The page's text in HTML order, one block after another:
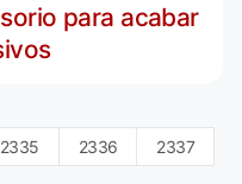
para acabar
2335 2336 2337